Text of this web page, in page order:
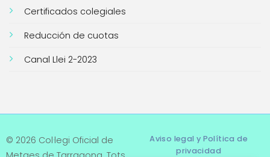
Certificados colegiales
Reducción de cuotas
Canal Llei 2-2023
© 2026 Col·legi Oficial de
Aviso legal y Política de
privacidad